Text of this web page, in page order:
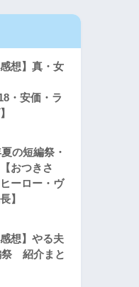
想】真・女
・安価・ラ
の短編祭・
おつきさ
ーロー・ヴ
】
想】やる夫
祭 紹介まと